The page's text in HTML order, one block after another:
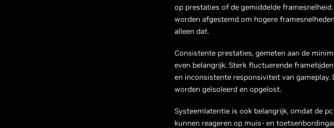
op prestaties of de gemiddelde
worden afgestemd om hogere
alleen dat.
Consistente prestaties, gemeten aan de
even belangrijk. Sterk fluctuerende
en inconsistente responsiviteit van gameplay.
worden geïsoleerd en opgelost.
Systeemlatentie is ook belangrijk, omdat de
kunnen reageren op muis- en